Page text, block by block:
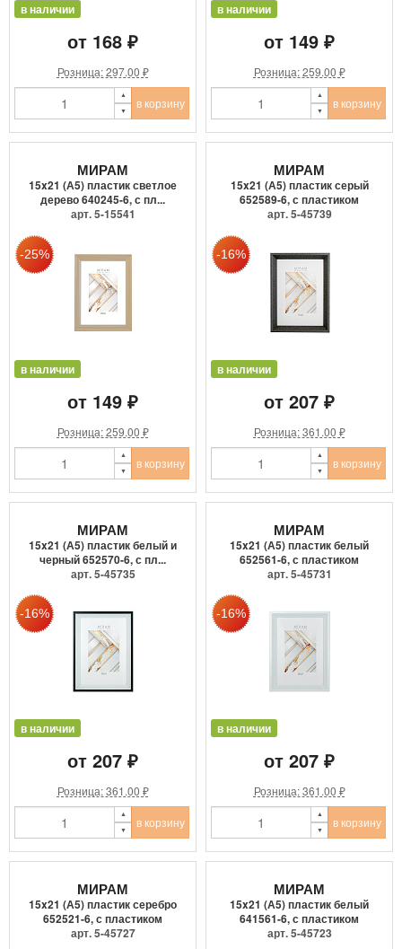
в наличии
от 168 ₽
Розница: 297.00 ₽
в корзину
в наличии
от 149 ₽
Розница: 259.00 ₽
в корзину
МИРАМ
15x21 (А5) пластик светлое
дерево 640245-6, с пл...
арт. 5-15541
в наличии
от 149 ₽
Розница: 259.00 ₽
в корзину
МИРАМ
15x21 (А5) пластик серый
652589-6, с пластиком
арт. 5-45739
в наличии
от 207 ₽
Розница: 361.00 ₽
в корзину
МИРАМ
15x21 (А5) пластик белый и
черный 652570-6, с пл...
арт. 5-45735
в наличии
от 207 ₽
Розница: 361.00 ₽
в корзину
МИРАМ
15x21 (А5) пластик белый
652561-6, с пластиком
арт. 5-45731
в наличии
от 207 ₽
Розница: 361.00 ₽
в корзину
МИРАМ
15x21 (А5) пластик серебро
652521-6, с пластиком
арт. 5-45727
МИРАМ
15x21 (А5) пластик белый
641561-6, с пластиком
арт. 5-45723